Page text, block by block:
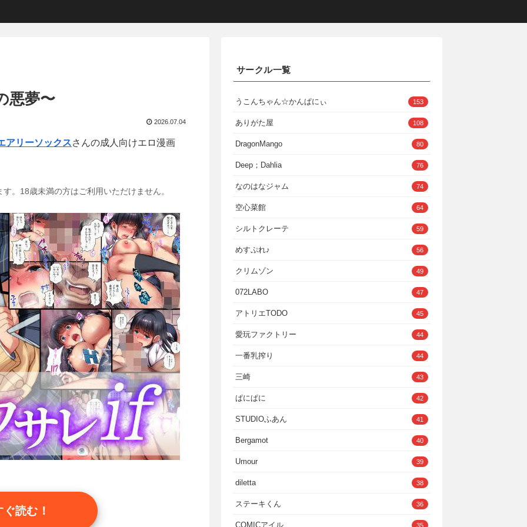
悪夢〜
2026.07.04
アリーソックスさんの成人向けエロ漫画
。18歳未満の方はご利用いただけません。
ぐ読む！
サークル一覧
うこんちゃん☆かんぱにぃ 153
ありがた屋 108
DragonMango 80
Deep；Dahlia 76
なのはなジャム 74
空心菜館 64
シルトクレーテ 59
めすぷれ♪ 56
クリムゾン 49
072LABO 47
アトリエTODO 45
愛玩ファクトリー 44
一番乳搾り 44
三崎 43
ぱにぱに 42
STUDIOふあん 41
Bergamot 40
Umour 39
diletta 38
ステーキくん 36
COMICアイル 35